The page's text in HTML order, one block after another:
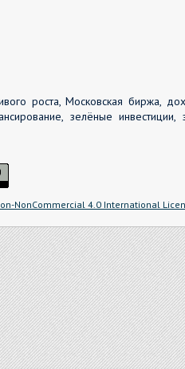
роста, Московская биржа,
зелёные инвестиции,
NonCommercial 4.0 International